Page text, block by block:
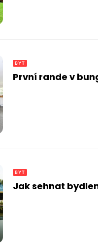
BYT
První rande v
BYT
Jak sehnat